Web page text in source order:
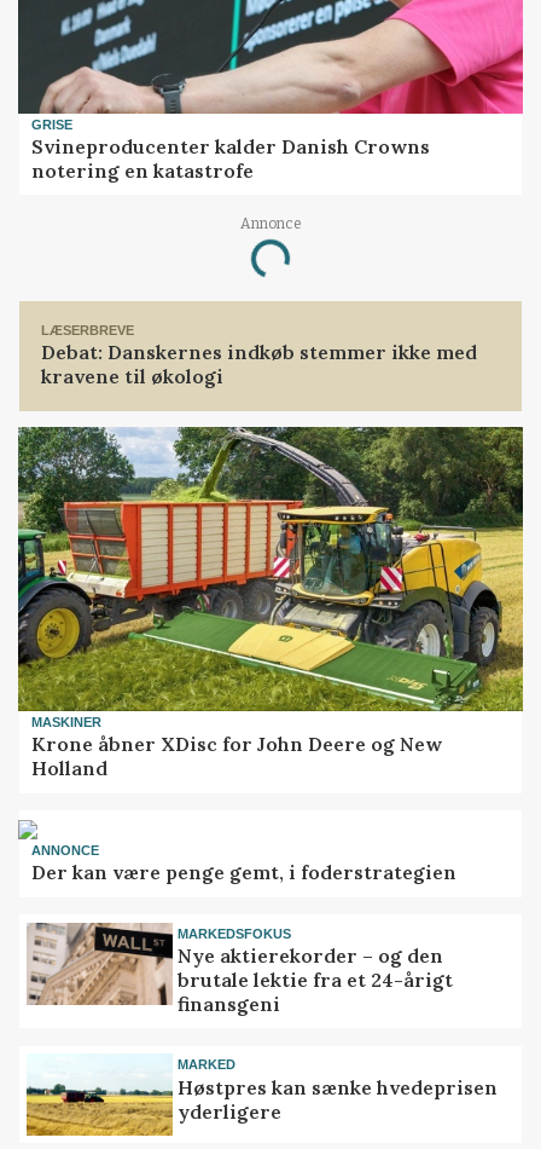
GRISE
Svineproducenter kalder Danish Crowns
notering en katastrofe
Annonce
Loading...
LÆSERBREVE
Debat: Danskernes indkøb stemmer ikke med
kravene til økologi
MASKINER
Krone åbner XDisc for John Deere og New
Holland
ANNONCE
Der kan være penge gemt, i foderstrategien
MARKEDSFOKUS
Nye aktierekorder – og den
brutale lektie fra et 24-årigt
finansgeni
MARKED
Høstpres kan sænke hvedeprisen
yderligere